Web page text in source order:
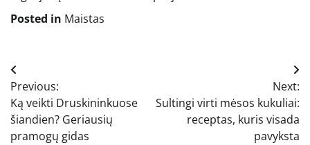
Posted in Maistas
Navigacija
tarp
įrašų
Previous:
Ką veikti Druskininkuose
šiandien? Geriausių
pramogų gidas
Next:
Sultingi virti mėsos kukuliai:
receptas, kuris visada
pavyksta